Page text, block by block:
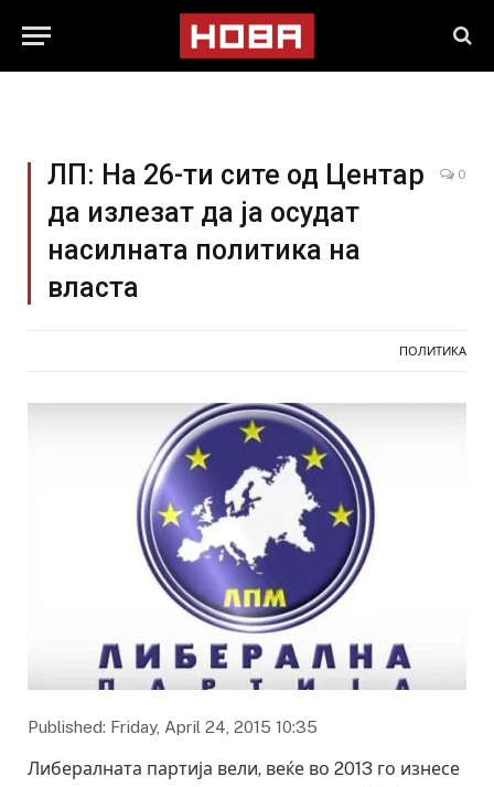
ЛП: На 26-ти сите од Центар
да излезат да ја осудат
насилната политика на
власта
0
ПОЛИТИКА
Published: Friday, April 24, 2015 10:35
Либералната партија вели, веќе во 2013 го изнесе